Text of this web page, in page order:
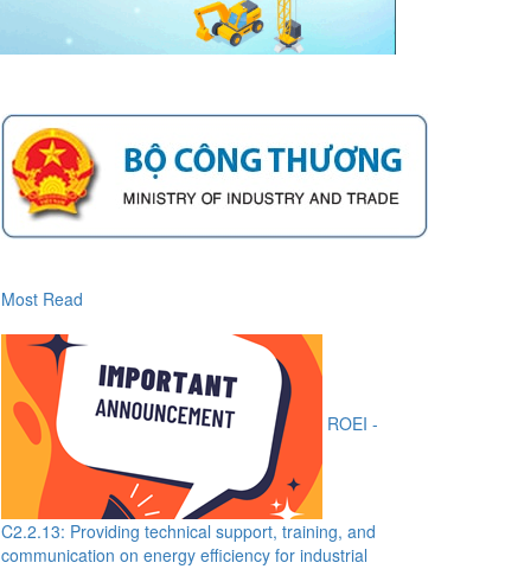
Most Read
ROEI -
C2.2.13: Providing technical support, training, and
communication on energy efficiency for industrial